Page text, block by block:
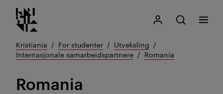
Gå
til
innhold
Kristiania logo
Mitt Kristiania
Åpne søk
Søk
Meny
Kristiania For studenter
Utveksling
Internasjonale samarbeidspartnere
Romania
Romania